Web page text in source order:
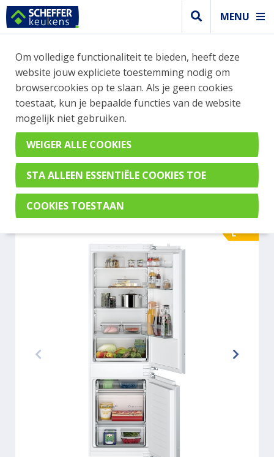
MENU
WEBSHOP BESTELLINGEN
Je kan tijdelijk geen bestelling plaatsen. Wil je je
vast oriënteren? Vergelijk eenvoudig apparaten
en merken met elkaar. Klik hier voor meer
informatie.
Koel- vrieskast
SIEMENS KI86VNFE0
E
Om volledige functionaliteit te bieden, heeft deze
website jouw expliciete toestemming nodig om
browsercookies op te slaan. Als je geen cookies
toestaat, kun je bepaalde functies van de website
mogelijk niet gebruiken.